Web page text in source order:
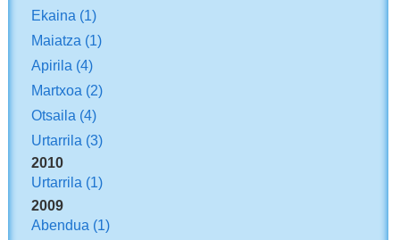
Ekaina (1)
Maiatza (1)
Apirila (4)
Martxoa (2)
Otsaila (4)
Urtarrila (3)
2010
Urtarrila (1)
2009
Abendua (1)